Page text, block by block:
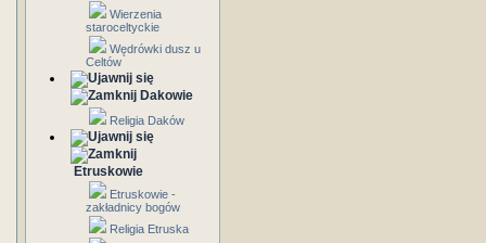
Wierzenia
staroceltyckie
Wędrówki dusz u
Celtów
Dakowie
Religia Daków
Etruskowie
Etruskowie -
zakładnicy bogów
Religia Etruska